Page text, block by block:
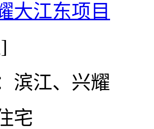
大江东项目
滨江、兴耀
宅